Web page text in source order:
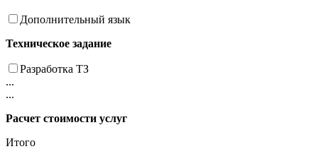
Дополнительный язык
Техническое задание
Разработка ТЗ
...
...
Расчет стоимости услуг
Итого